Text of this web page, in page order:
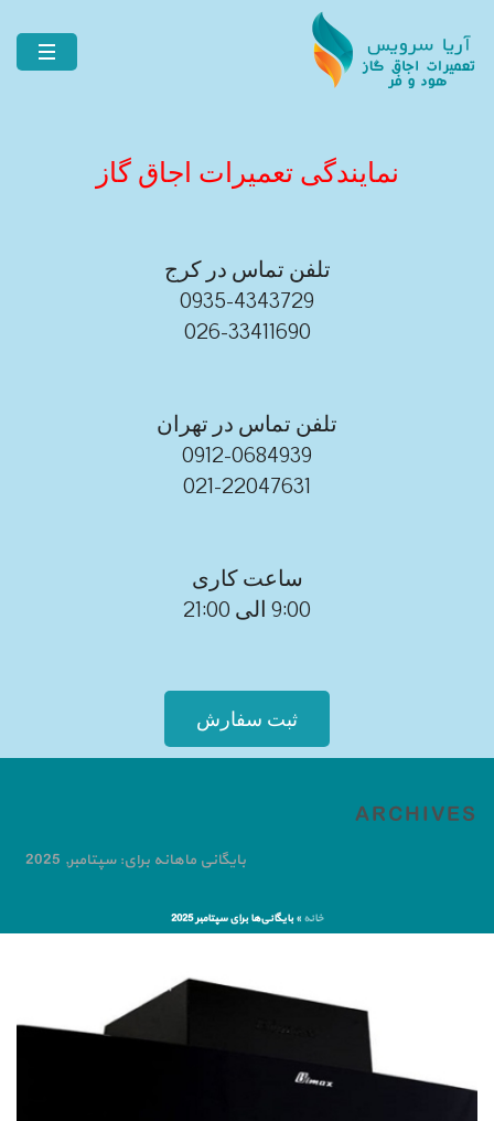
نمایندگی تعمیرات اجاق گاز
تلفن تماس در کرج
0935-4343729
026-33411690
تلفن تماس در تهران
0912-0684939
021-22047631
ساعت کاری
9:00 الی 21:00
ثبت سفارش
ARCHIVES
بایگانی ماهانه برای: سپتامبر, 2025
خانه »بایگانی‌ها برای سپتامبر 2025